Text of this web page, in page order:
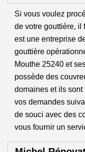
Si vous voulez
de votre gouttière, il
est une entreprise
gouttière
Mouthe 25240 et
possède des
domaines et ils
vos demandes
de souci avec des
vous fournir un